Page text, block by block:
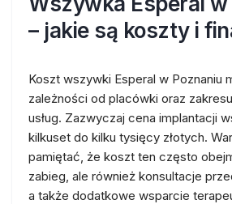
– jakie są koszty i
Koszt wszywki Esperal w Poznaniu
zależności od placówki oraz
usług. Zazwyczaj cena implantacji
kilkuset do kilku tysięcy złotych.
pamiętać, że koszt ten często
zabieg, ale również konsultacje
a także dodatkowe wsparcie